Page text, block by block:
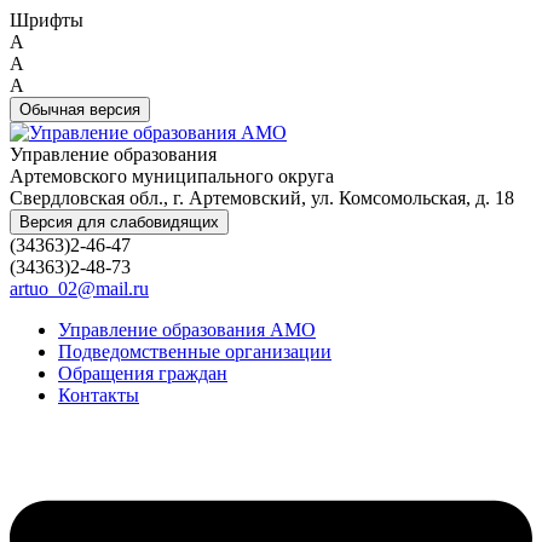
Шрифты
A
A
A
Обычная версия
Управление образования
Артемовского муниципального округа
Свердловская обл., г. Артемовский, ул. Комсомольская, д. 18
Версия для слабовидящих
(34363)2-46-47
(34363)2-48-73
artuo_02@mail.ru
Управление образования АМО
Подведомственные организации
Обращения граждан
Контакты